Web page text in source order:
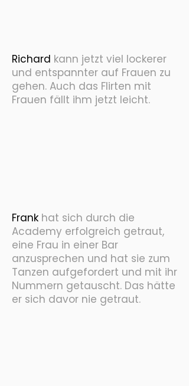
Richard kann jetzt viel lockerer
und entspannter auf Frauen zu
gehen. Auch das Flirten mit
Frauen fällt ihm jetzt leicht.
Frank hat sich durch die
Academy erfolgreich getraut,
eine Frau in einer Bar
anzusprechen und hat sie zum
Tanzen aufgefordert und mit ihr
Nummern getauscht. Das hätte
er sich davor nie getraut.